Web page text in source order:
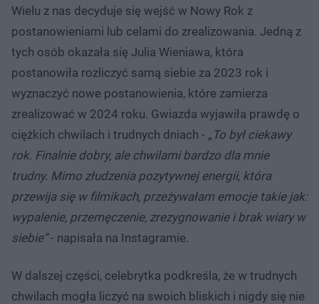
Wielu z nas decyduje się wejść w Nowy Rok z
postanowieniami lub celami do zrealizowania. Jedną z
tych osób okazała się Julia Wieniawa, która
postanowiła rozliczyć samą siebie za 2023 rok i
wyznaczyć nowe postanowienia, które zamierza
zrealizować w 2024 roku. Gwiazda wyjawiła prawdę o
ciężkich chwilach i trudnych dniach - „To był ciekawy
rok. Finalnie dobry, ale chwilami bardzo dla mnie
trudny. Mimo złudzenia pozytywnej energii, która
przewija się w filmikach, przeżywałam emocje takie jak:
wypalenie, przemęczenie, zrezygnowanie i brak wiary w
siebie”- napisała na Instagramie.
W dalszej części, celebrytka podkreśla, że w trudnych
chwilach mogła liczyć na swoich bliskich i nigdy się nie